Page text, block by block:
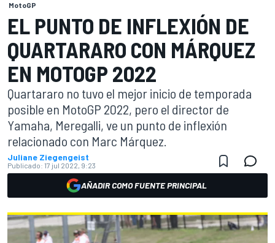
MotoGP
EL PUNTO DE INFLEXIÓN DE
QUARTARARO CON MÁRQUEZ
EN MOTOGP 2022
Quartararo no tuvo el mejor inicio de temporada
posible en MotoGP 2022, pero el director de
Yamaha, Meregalli, ve un punto de inflexión
relacionado con Marc Márquez.
Juliane Ziegengeist
Publicado: 17 jul 2022, 9:23
AÑADIR COMO FUENTE PRINCIPAL